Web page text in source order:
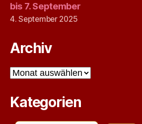
bis 7. September
4. September 2025
Archiv
Archiv
Kategorien